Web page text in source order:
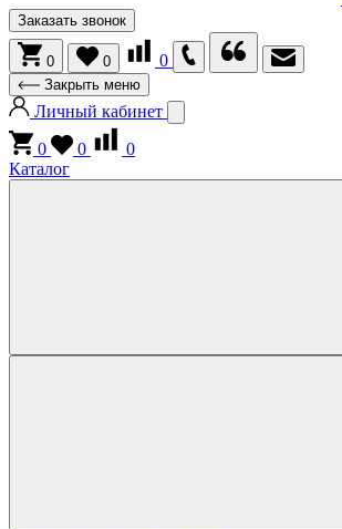
Заказать звонок
0 0 0
Закрыть меню
Личный кабинет
0
0
0
Каталог